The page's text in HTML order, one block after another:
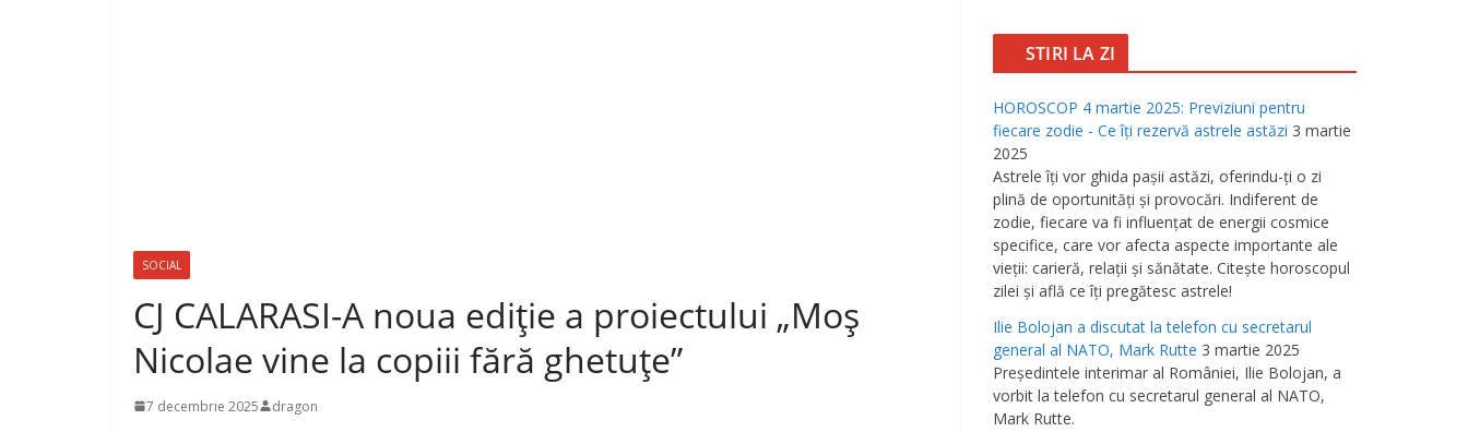
SOCIAL
CJ CALARASI-A noua ediție a proiectului „Moș
Nicolae vine la copiii fără ghetuțe”
7 decembrie 2025 dragon
STIRI LA ZI
HOROSCOP 4 martie 2025: Previziuni pentru
fiecare zodie - Ce îţi rezervă astrele astăzi 3 martie
2025
Astrele îţi vor ghida paşii astăzi, oferindu-ţi o zi
plină de oportunităţi şi provocări. Indiferent de
zodie, fiecare va fi influenţat de energii cosmice
specifice, care vor afecta aspecte importante ale
vieţii: carieră, relaţii şi sănătate. Citeşte horoscopul
zilei şi află ce îţi pregătesc astrele!
Ilie Bolojan a discutat la telefon cu secretarul
general al NATO, Mark Rutte 3 martie 2025
Preşedintele interimar al României, Ilie Bolojan, a
vorbit la telefon cu secretarul general al NATO,
Mark Rutte.